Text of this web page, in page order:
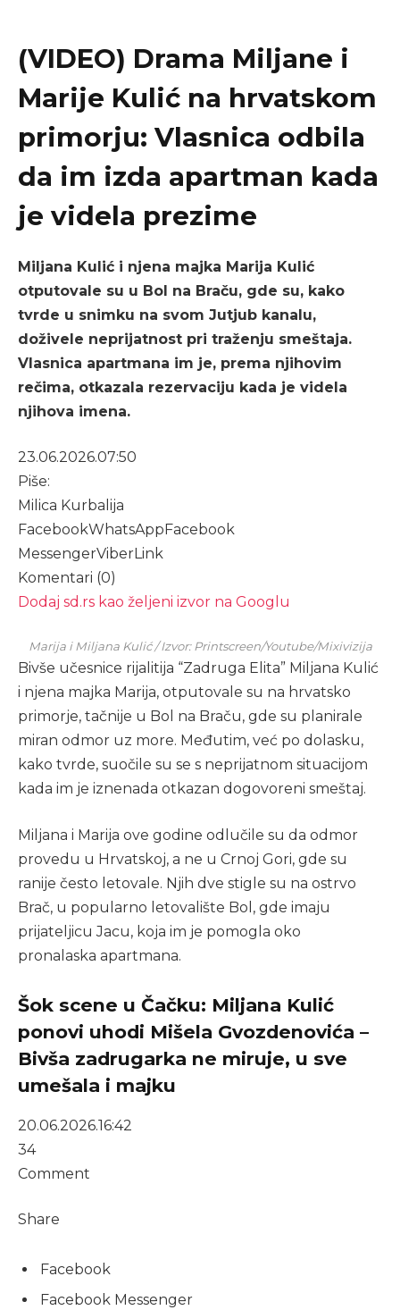
(VIDEO) Drama Miljane i
Marije Kulić na hrvatskom
primorju: Vlasnica odbila
da im izda apartman kada
je videla prezime
Miljana Kulić i njena majka Marija Kulić
otputovale su u Bol na Braču, gde su, kako
tvrde u snimku na svom Jutjub kanalu,
doživele neprijatnost pri traženju smeštaja.
Vlasnica apartmana im je, prema njihovim
rečima, otkazala rezervaciju kada je videla
njihova imena.
23.06.2026.07:50
Piše:
Milica Kurbalija
FacebookWhatsApp Facebook
MessengerViberLink
Komentari (0)
Dodaj sd.rs kao željeni izvor na Googlu
Marija i Miljana Kulić / Izvor: Printscreen/Youtube/Mixivizija
Bivše učesnice rijalitija “Zadruga Elita” Miljana Kulić
i njena majka Marija, otputovale su na hrvatsko
primorje, tačnije u Bol na Braču, gde su planirale
miran odmor uz more. Međutim, već po dolasku,
kako tvrde, suočile su se s neprijatnom situacijom
kada im je iznenada otkazan dogovoreni smeštaj.
Miljana i Marija ove godine odlučile su da odmor
provedu u Hrvatskoj, a ne u Crnoj Gori, gde su
ranije često letovale. Njih dve stigle su na ostrvo
Brač, u popularno letovalište Bol, gde imaju
prijateljicu Jacu, koja im je pomogla oko
pronalaska apartmana.
Šok scene u Čačku: Miljana Kulić
ponovi uhodi Mišela Gvozdenovića –
Bivša zadrugarka ne miruje, u sve
umešala i majku
20.06.2026.16:42
34
Comment
Share
Facebook
Facebook Messenger